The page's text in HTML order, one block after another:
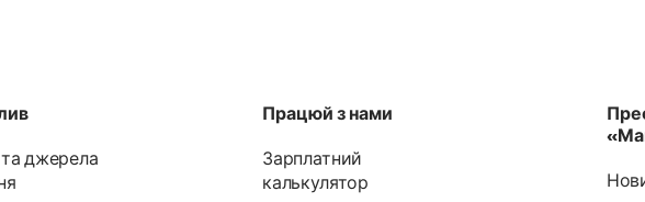
та джерела
Працюй з нами
Зарплатний
калькулятор